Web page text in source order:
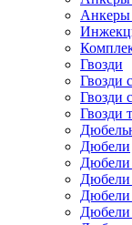
Анкеры
Гвозди
Гвозди
Гвозди
Гвозди
Дюбели
Дюбели
Дюбели
Дюбели
Дюбели